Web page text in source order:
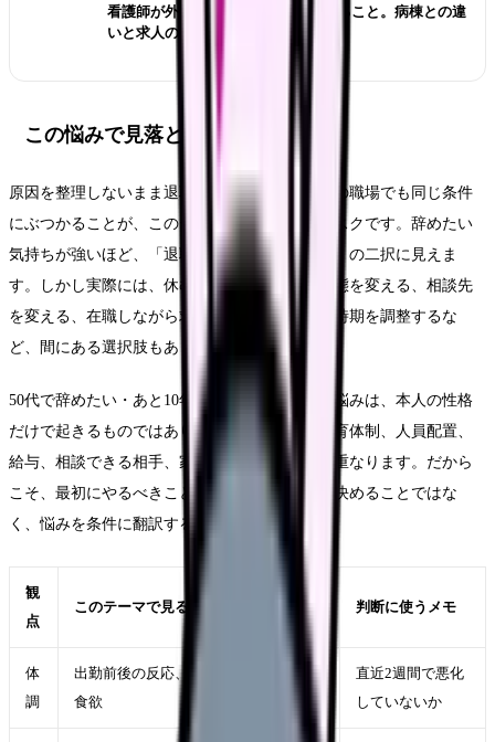
看護師が外来へ転職する前に確認すること。病棟との違
いと求人の見方
この悩みで見落としやすいリスク
原因を整理しないまま退職だけを決めると、次の職場でも同じ条件
にぶつかることが、このテーマの一番大きなリスクです。辞めたい
気持ちが強いほど、「退職するか、我慢するか」の二択に見えま
す。しかし実際には、休む、異動する、勤務形態を変える、相談先
を変える、在職しながら求人を比較する、退職時期を調整するな
ど、間にある選択肢もあります。
50代で辞めたい・あと10年をどう働くかという悩みは、本人の性格
だけで起きるものではありません。勤務表、教育体制、人員配置、
給与、相談できる相手、家庭事情、体調の波が重なります。だから
こそ、最初にやるべきことは「自分が弱い」と決めることではな
く、悩みを条件に翻訳することです。
観
点
このテーマで見ること 判断に使うメモ
体
調
出勤前後の反応、休日の回復、睡眠・
食欲
直近2週間で悪化
していないか